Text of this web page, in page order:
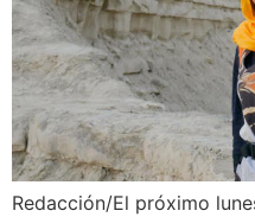
Redacción/El próximo